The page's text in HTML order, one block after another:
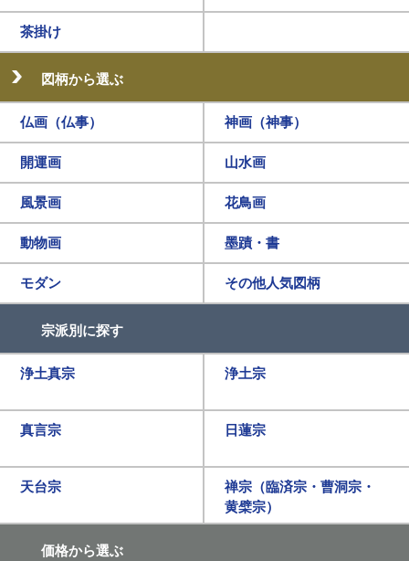
茶掛け
図柄から選ぶ
仏画（仏事） 神画（神事）
開運画 山水画
風景画 花鳥画
動物画 墨蹟・書
モダン その他人気図柄
宗派別に探す
浄土真宗 浄土宗
真言宗 日蓮宗
天台宗
禅宗（臨済宗・曹洞宗・
黄檗宗）
価格から選ぶ